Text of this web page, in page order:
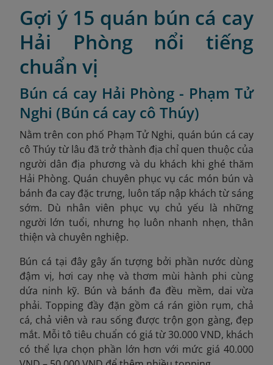
Gợi ý 15 quán bún cá cay
Hải Phòng nổi tiếng
chuẩn vị
Bún cá cay Hải Phòng - Phạm Tử
Nghi (Bún cá cay cô Thúy)
Nằm trên con phố Phạm Tử Nghi, quán bún cá cay
cô Thúy từ lâu đã trở thành địa chỉ quen thuộc của
người dân địa phương và du khách khi ghé thăm
Hải Phòng. Quán chuyên phục vụ các món bún và
bánh đa cay đặc trưng, luôn tấp nập khách từ sáng
sớm. Dù nhân viên phục vụ chủ yếu là những
người lớn tuổi, nhưng họ luôn nhanh nhẹn, thân
thiện và chuyên nghiệp.
Bún cá tại đây gây ấn tượng bởi phần nước dùng
đậm vị, hơi cay nhẹ và thơm mùi hành phi cùng
dứa ninh kỹ. Bún và bánh đa đều mềm, dai vừa
phải. Topping đầy đặn gồm cá rán giòn rụm, chả
cá, chả viên và rau sống được trộn gọn gàng, đẹp
mắt. Mỗi tô tiêu chuẩn có giá từ 30.000 VND, khách
có thể lựa chọn phần lớn hơn với mức giá 40.000